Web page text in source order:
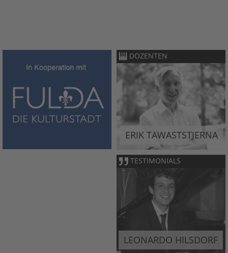
DOZENTEN
ERIK TAWASTSTJERNA
TESTIMONIALS
LEONARDO HILSDORF